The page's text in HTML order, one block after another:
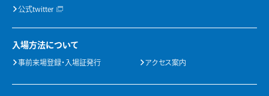
公式twitter
入場方法について
事前来場登録・入場証発行 アクセス案内